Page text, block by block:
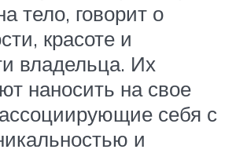
тело, говорит о
красоте и
владельца. Их
наносить на свое
себя с
и